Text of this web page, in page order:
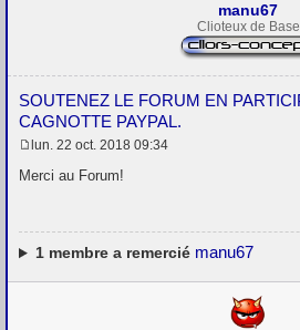
manu67
Clioteux de Base
SOUTENEZ LE FORUM EN PARTICIPANT À NOTRE
CAGNOTTE PAYPAL.
e
g
e
lun. 22 oct. 2018 09:34
Merci au Forum!
1membre a remercié manu67